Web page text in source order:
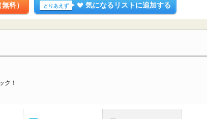
料） とりあえず 気になるリストに追加する
ク！